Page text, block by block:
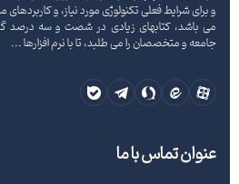
و برای شرایط فعلی تکنولوژی مورد نیاز، و کاربردهای
می باشد، کتابهای زیادی در شصت و سه درصد
جامعه و متخصصان را می طلبد، تا با نرم افزارها ...
عنوان تماس با ما